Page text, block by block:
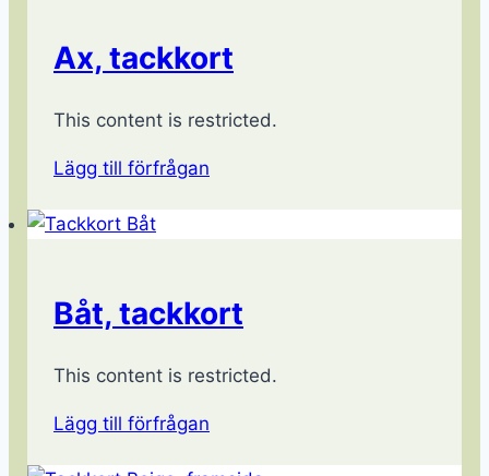
Ax, tackkort
This content is restricted.
Lägg till förfrågan
Båt, tackkort
This content is restricted.
Lägg till förfrågan